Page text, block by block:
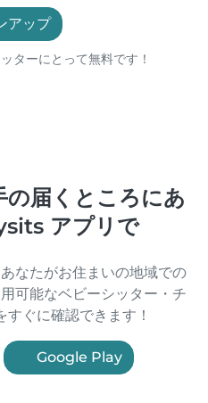
アップ
ターにとって無料です！
届くところにあ
アプリで
なたがお住まいの地域での
可能なベビーシッター・チ
ぐに確認できます！
Google Play